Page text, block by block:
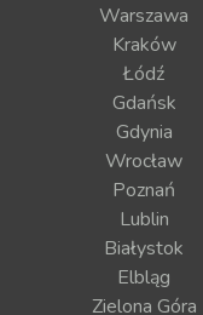
Warszawa
Kraków
Łódź
Gdańsk
Gdynia
Wrocław
Poznań
Lublin
Białystok
Elbląg
Zielona Góra